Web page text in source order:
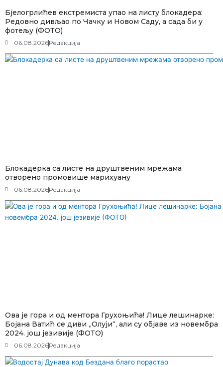
Бјелогрлићев екстремиста упао на листу блокадера:
Редовно дивљао по Чачку и Новом Саду, а сада би у
фотељу (ФОТО)
06.08.2026Редакција
Блокадерка са листе на друштвеним мрежама
отворено промовише марихуану
06.08.2026Редакција
Ова је гора и од ментора Грухоњића! Лице лешинарке:
Бојана Ватић се диви „Олуји“, али су објаве из новембра
2024. још језивије (ФОТО)
06.08.2026Редакција